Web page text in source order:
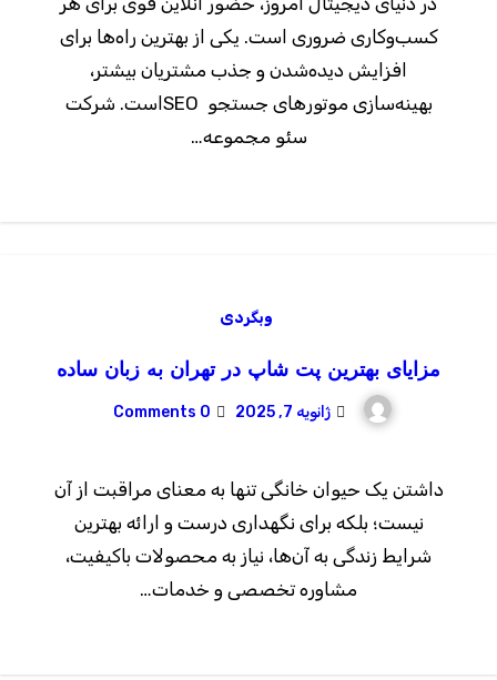
کسب‌وکاری ضروری است. یکی از بهترین راه‌ها برای
افزایش دیده‌شدن و جذب مشتریان بیشتر،
بهینه‌سازی موتورهای جستجو SEOاست. شرکت
سئو مجموعه…
وبگردی
مزایای بهترین پت شاپ در تهران به زبان ساده
ژانویه 7, 2025 0 Comments
داشتن یک حیوان خانگی تنها به معنای مراقبت از آن
نیست؛ بلکه برای نگهداری درست و ارائه بهترین
شرایط زندگی به آن‌ها، نیاز به محصولات باکیفیت،
مشاوره تخصصی و خدمات…